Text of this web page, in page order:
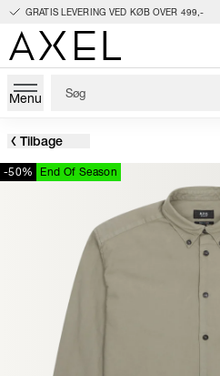
GRATIS LEVERING VED KØB OVER 499,-
Menu
Tilbage
-50% End Of Season